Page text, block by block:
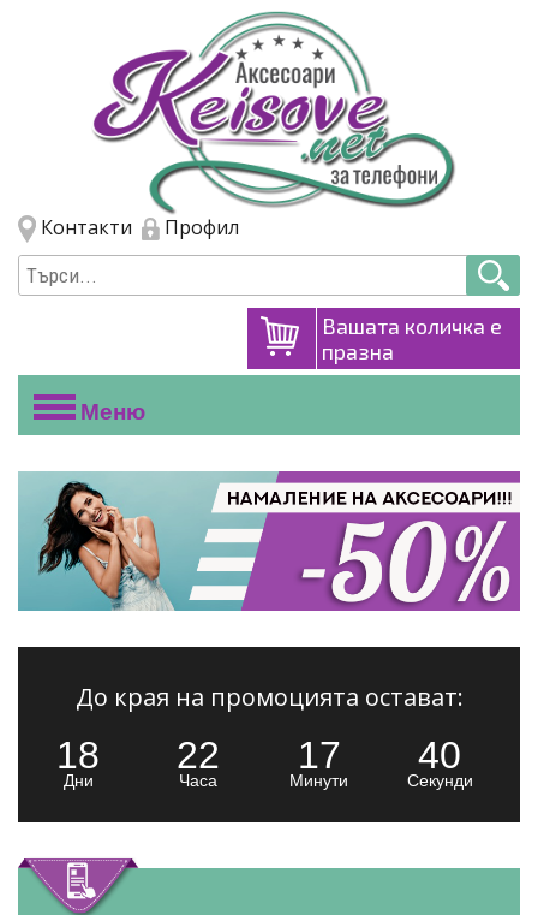
Премини към основното съдържание
Контакти Профил
Вашата количка е
празна
Меню
До края на промоцията остават:
18
Дни
22
Часа
17
Минути
39
Секунди